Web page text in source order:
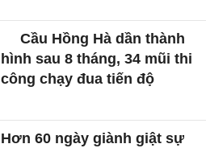
Cầu Hồng Hà dần thành
hình sau 8 tháng, 34 mũi thi
công chạy đua tiến độ
Hơn 60 ngày giành giật sự